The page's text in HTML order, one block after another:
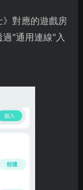
對應的遊戲房
"通用連線"入